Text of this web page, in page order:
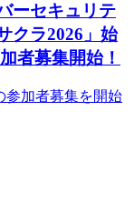
ーセキュリテ
クラ2026」始
者募集開始！
参加者募集を開始